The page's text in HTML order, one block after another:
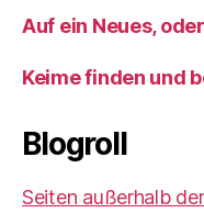
Auf ein Neues,
Keime finden und
Blogroll
Seiten außerhalb